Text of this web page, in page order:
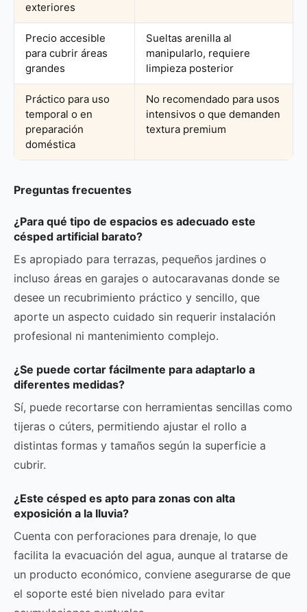
exteriores
Precio accesible
para cubrir áreas
grandes
Sueltas arenilla al
manipularlo, requiere
limpieza posterior
Práctico para uso
temporal o en
preparación
doméstica
No recomendado para usos
intensivos o que demanden
textura premium
Preguntas frecuentes
¿Para qué tipo de espacios es adecuado este
césped artificial barato?
Es apropiado para terrazas, pequeños jardines o
incluso áreas en garajes o autocaravanas donde se
desee un recubrimiento práctico y sencillo, que
aporte un aspecto cuidado sin requerir instalación
profesional ni mantenimiento complejo.
¿Se puede cortar fácilmente para adaptarlo a
diferentes medidas?
Sí, puede recortarse con herramientas sencillas como
tijeras o cúters, permitiendo ajustar el rollo a
distintas formas y tamaños según la superficie a
cubrir.
¿Este césped es apto para zonas con alta
exposición a la lluvia?
Cuenta con perforaciones para drenaje, lo que
facilita la evacuación del agua, aunque al tratarse de
un producto económico, conviene asegurarse de que
el soporte esté bien nivelado para evitar